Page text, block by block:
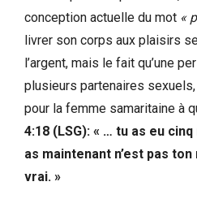
conception actuelle du mot «
livrer son corps aux plaisirs
l’argent, mais le fait qu’une
plusieurs partenaires
pour la femme samaritaine à
4:18 (LSG): « … tu as eu
as maintenant n’est pas
vrai. »